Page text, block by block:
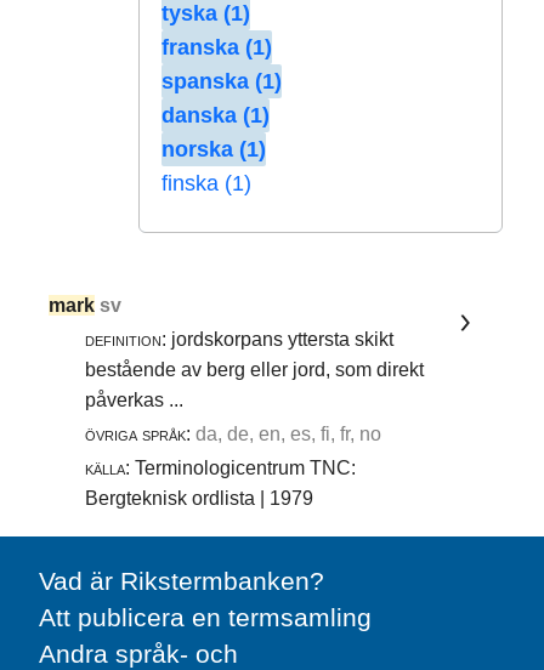
tyska (1)
franska (1)
spanska (1)
danska (1)
norska (1)
finska (1)
mark sv
definition: jordskorpans yttersta skikt
bestående av berg eller jord, som direkt
påverkas ...
övriga språk: da, de, en, es, fi, fr, no
källa: Terminologicentrum TNC:
Bergteknisk ordlista | 1979
Vad är Rikstermbanken?
Att publicera en termsamling
Andra språk- och